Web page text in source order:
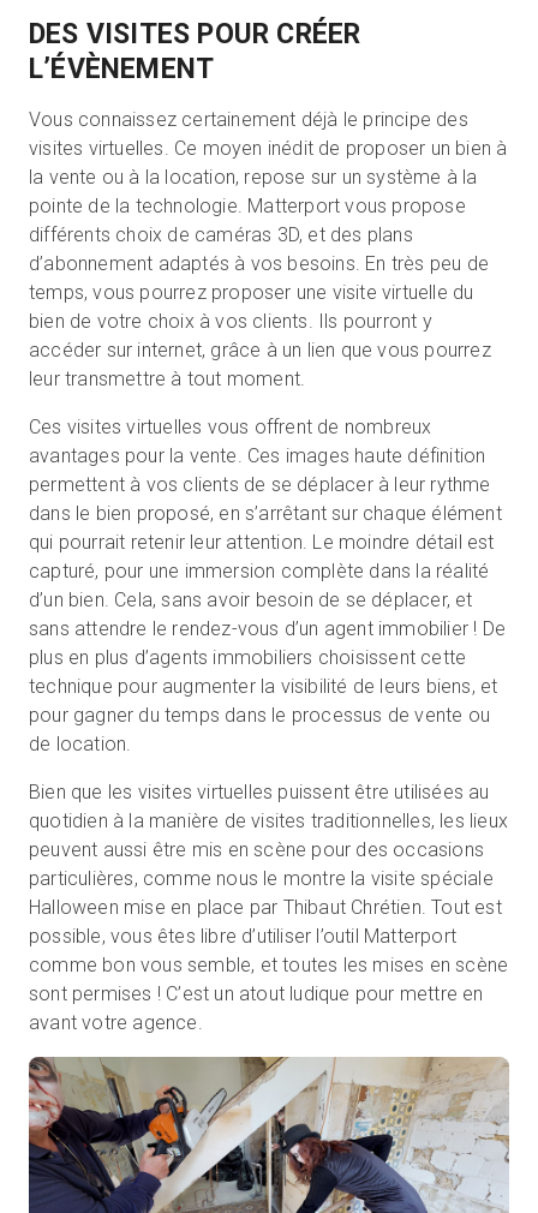
DES VISITES POUR CRÉER
L’ÉVÈNEMENT
Vous connaissez certainement déjà le principe des
visites virtuelles. Ce moyen inédit de proposer un bien à
la vente ou à la location, repose sur un système à la
pointe de la technologie. Matterport vous propose
différents choix de caméras 3D, et des plans
d’abonnement adaptés à vos besoins. En très peu de
temps, vous pourrez proposer une visite virtuelle du
bien de votre choix à vos clients. Ils pourront y
accéder sur internet, grâce à un lien que vous pourrez
leur transmettre à tout moment.
Ces visites virtuelles vous offrent de nombreux
avantages pour la vente. Ces images haute définition
permettent à vos clients de se déplacer à leur rythme
dans le bien proposé, en s’arrêtant sur chaque élément
qui pourrait retenir leur attention. Le moindre détail est
capturé, pour une immersion complète dans la réalité
d’un bien. Cela, sans avoir besoin de se déplacer, et
sans attendre le rendez-vous d’un agent immobilier ! De
plus en plus d’agents immobiliers choisissent cette
technique pour augmenter la visibilité de leurs biens, et
pour gagner du temps dans le processus de vente ou
de location.
Bien que les visites virtuelles puissent être utilisées au
quotidien à la manière de visites traditionnelles, les lieux
peuvent aussi être mis en scène pour des occasions
particulières, comme nous le montre la visite spéciale
Halloween mise en place par Thibaut Chrétien. Tout est
possible, vous êtes libre d’utiliser l’outil Matterport
comme bon vous semble, et toutes les mises en scène
sont permises ! C’est un atout ludique pour mettre en
avant votre agence.